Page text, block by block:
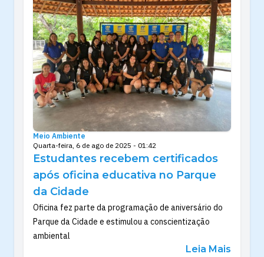
Meio Ambiente
Quarta-feira, 6 de ago de 2025 - 01:42
Estudantes recebem certificados
após oficina educativa no Parque
da Cidade
Oficina fez parte da programação de aniversário do
Parque da Cidade e estimulou a conscientização
ambiental
Leia Mais